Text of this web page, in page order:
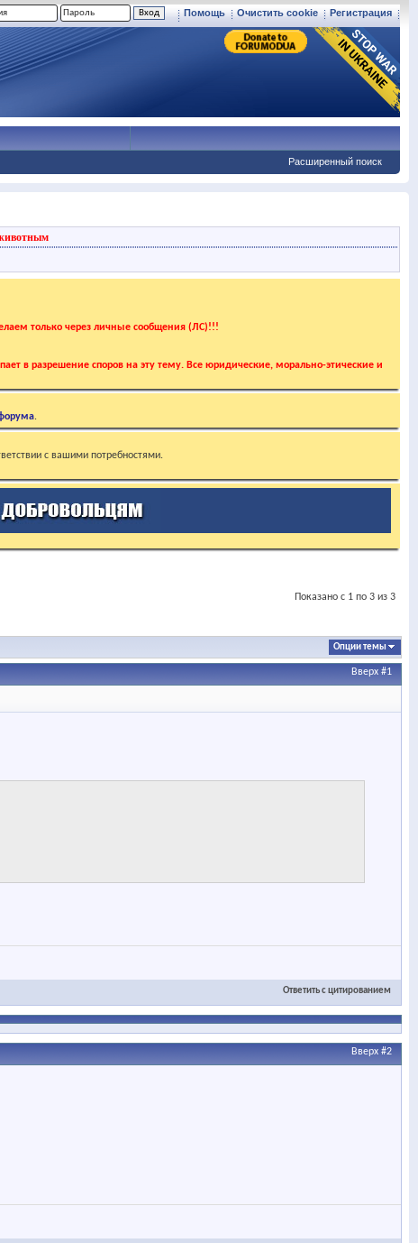
Регистрация
Очистить cookie
Помощь
Расширенный поиск
только через личные сообщения (ЛС)!!!
в разрешение споров на эту тему. Все юридические, морально-этические и
.
с вашими потребностями.
Показано с 1 по 3 из 3
Опции темы
Вверх #1
Ответить с цитированием
Вверх #2